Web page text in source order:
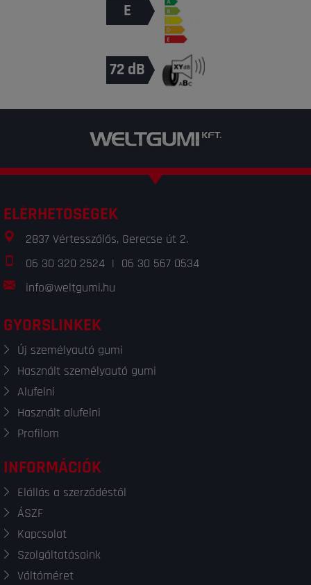
E
72 dB
ELÉRHETŐSÉGEK
2837 Vértesszőlős, Gerecse út 2.
06 30 320 2524 | 06 30 567 0534
info@weltgumi.hu
GYORSLINKEK
Új személyautó gumi
Használt személyautó gumi
Alufelni
Használt alufelni
Profilom
INFORMÁCIÓK
Elállás a szerződéstől
ÁSZF
Kapcsolat
Szolgáltatásaink
Váltóméret